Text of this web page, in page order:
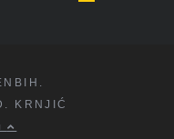
KRNJIĆ